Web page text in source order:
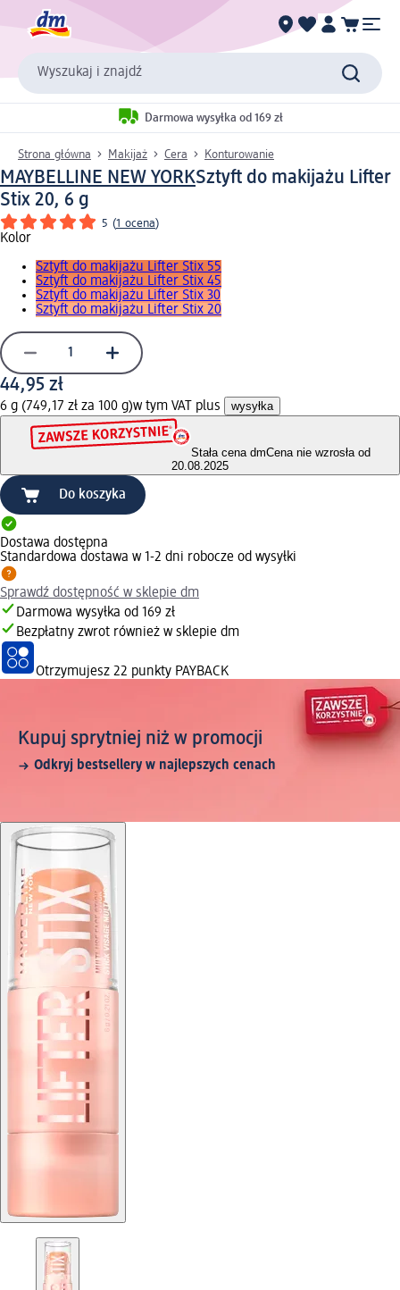
Wyszukaj i znajdź
Darmowa wysyłka od 169 zł
Strona główna Makijaż Cera Konturowanie
MAYBELLINE NEW YORKSztyft do makijażu Lifter
Stix 20, 6 g
5 (1 ocena)
Kolor
Sztyft do makijażu Lifter Stix 55
Sztyft do makijażu Lifter Stix 45
Sztyft do makijażu Lifter Stix 30
Sztyft do makijażu Lifter Stix 20
44,95 zł
6 g (749,17 zł za 100 g)w tym VAT plus wysyłka
Stała cena dmCena nie wzrosła od
20.08.2025
Do koszyka
Dostawa dostępna
Standardowa dostawa w 1-2 dni robocze od wysyłki
Sprawdź dostępność w sklepie dm
Darmowa wysyłka od 169 zł
Bezpłatny zwrot również w sklepie dm
Otrzymujesz 22 punkty PAYBACK
Kupuj sprytniej niż w promocji
Odkryj bestsellery w najlepszych cenach